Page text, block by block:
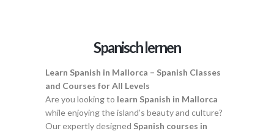
Spanisch lernen
Learn Spanish in Mallorca – Spanish Classes
and Courses for All Levels
Are you looking to learn Spanish in Mallorca
while enjoying the island’s beauty and culture?
Our expertly designed Spanish courses in